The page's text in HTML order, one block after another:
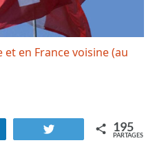
et en France voisine (au
Tweetez 195
PARTAGES